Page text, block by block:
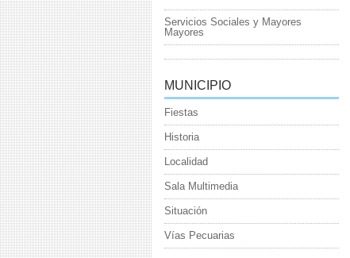
Servicios Sociales y Mayores
Mayores
MUNICIPIO
Fiestas
Historia
Localidad
Sala Multimedia
Situación
Vías Pecuarias